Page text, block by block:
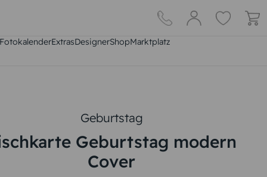
FotokalenderExtrasDesignerShopMarktplatz
Geburtstag
Geburtstag modern
Cover